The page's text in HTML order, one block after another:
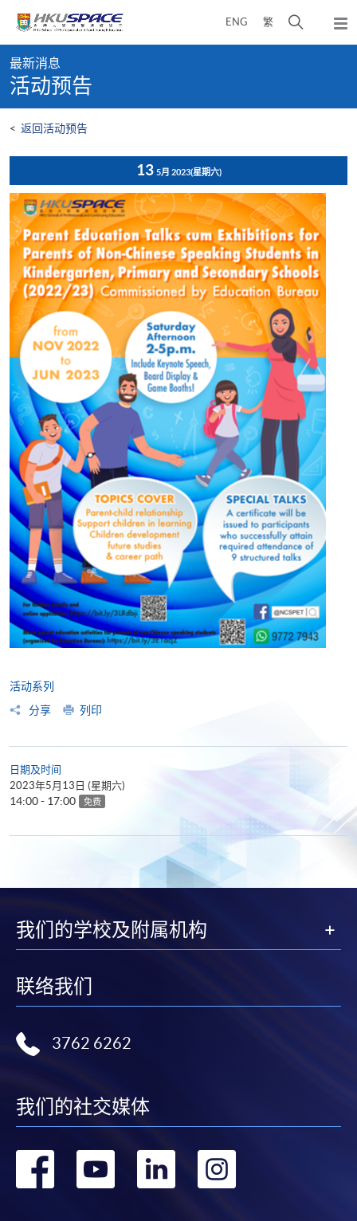
content
ENG 繁
开
弹
出
content
start
最新消息
活动预告
< 返回活动预告
13 5月 2023(星期六)
活动系列
分享
列印
日期及时间
2023年5月13日 (星期六)
14:00 - 17:00 免费
我们的学校及附属机构
联络我们
3762 6262
我们的社交媒体
转 转 转 转